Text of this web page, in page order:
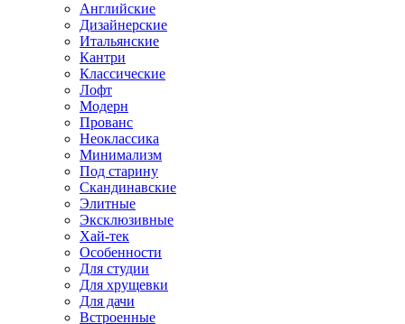
Английские
Дизайнерские
Итальянские
Кантри
Классические
Лофт
Модерн
Прованс
Неоклассика
Минимализм
Под старину
Скандинавские
Элитные
Эксклюзивные
Хай-тек
Особенности
Для студии
Для хрущевки
Для дачи
Встроенные